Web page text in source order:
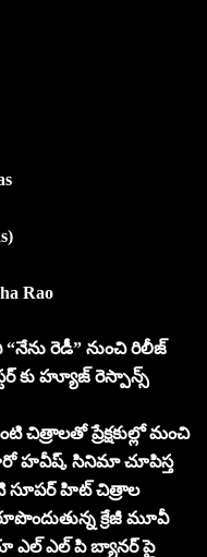
Rao
రెడీ” నుంచి రిలీజ్
కు హ్యూజ్ రెస్పాన్స్
ప్రేక్షకుల్లో మంచి
హీరో హవీష్, సినిమా చూపిస్త
హిట్ చిత్రాల
క్రేజీ మూవీ
ఎల్ ఎల్ పి బ్యానర్ పై